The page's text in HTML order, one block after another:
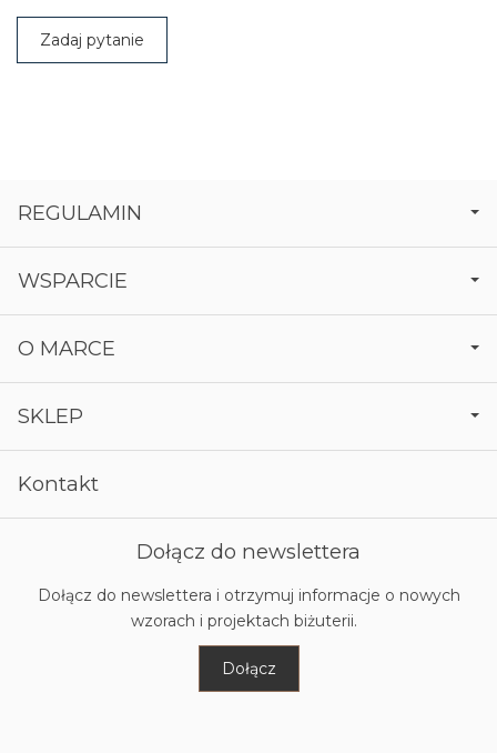
Zadaj pytanie
REGULAMIN
WSPARCIE
O MARCE
SKLEP
Kontakt
Dołącz do newslettera
Dołącz do newslettera i otrzymuj informacje o nowych
wzorach i projektach biżuterii.
Dołącz